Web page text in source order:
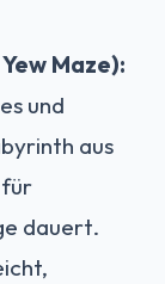
Maze):
und
aus
für
dauert.